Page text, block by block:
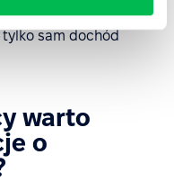
mogą brać pod
sam dochód
warto
o